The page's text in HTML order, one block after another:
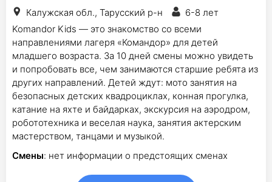
Калужская обл., Тарусский р-н
6-8 лет
Komandor Kids — это знакомство со всеми
направлениями лагеря «Командор» для детей
младшего возраста. За 10 дней смены можно увидеть
и попробовать все, чем занимаются старшие ребята из
других направлений. Детей ждут: мото занятия на
безопасных детских квадроциклах, конная прогулка,
катание на яхте и байдарках, экскурсия на аэродром,
робототехника и веселая наука, занятия актерским
мастерством, танцами и музыкой.
Смены: нет информации о предстоящих сменах